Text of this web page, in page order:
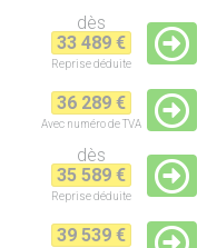
dès
33 489 €
Reprisedéduite
36 289 €
Avec numéro de TVA
dès
35 589 €
Reprisedéduite
39 539 €